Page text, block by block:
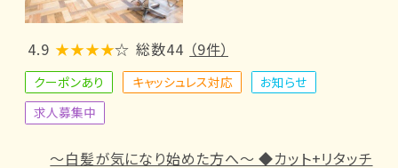
4.9 ★★★★☆ 総数44 （9件）
クーポンあり キャッシュレス対応
お知らせ
求人募集中
～白髪が気になり始めた方へ～ ◆カット+リタッチ